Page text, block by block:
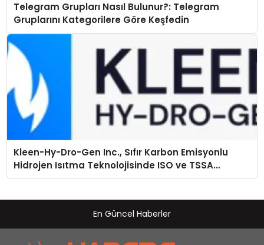
Telegram Grupları Nasıl Bulunur?: Telegram
Gruplarını Kategorilere Göre Keşfedin
Kleen-Hy-Dro-Gen Inc., Sıfır Karbon Emisyonlu
Hidrojen Isıtma Teknolojisinde ISO ve TSSA
Düzenleyici Onaylarını Aldı
En Güncel Haberler